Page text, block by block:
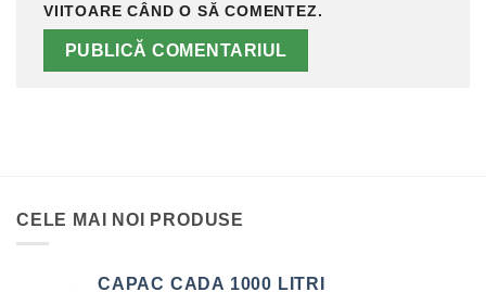
VIITOARE CÂND O SĂ COMENTEZ.
CELE MAI NOI PRODUSE
CAPAC CADA 1000 LITRI